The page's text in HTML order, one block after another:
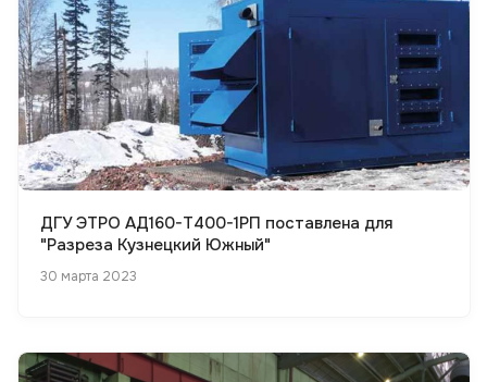
ДГУ ЭТРО АД160-Т400-1РП поставлена для
"Разреза Кузнецкий Южный"
30 марта 2023